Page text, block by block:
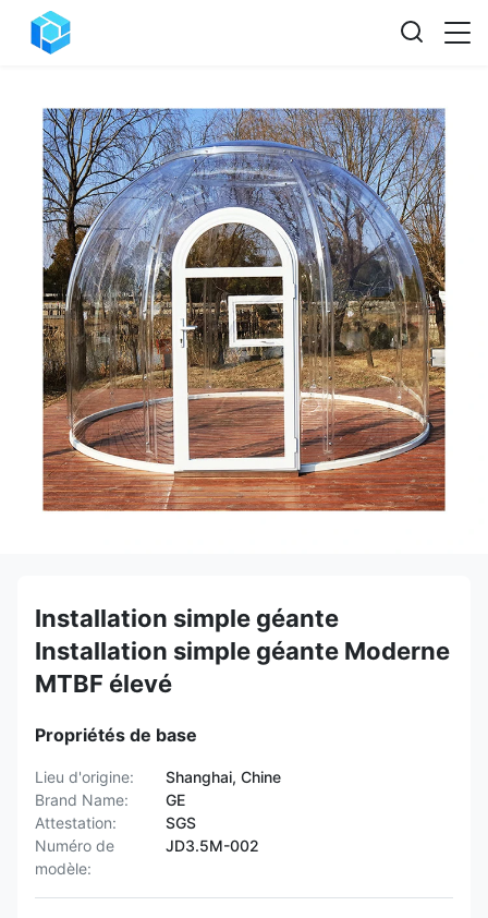
Installation simple géante
Installation simple géante Moderne
MTBF élevé
Propriétés de base
Lieu d'origine:
Shanghai, Chine
Brand Name:
GE
Attestation:
SGS
Numéro de
modèle:
JD3.5M-002